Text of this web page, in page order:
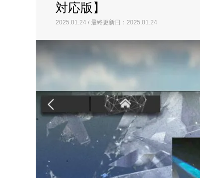
対応版】
2025.01.24 / 最終更新日：2025.01.24